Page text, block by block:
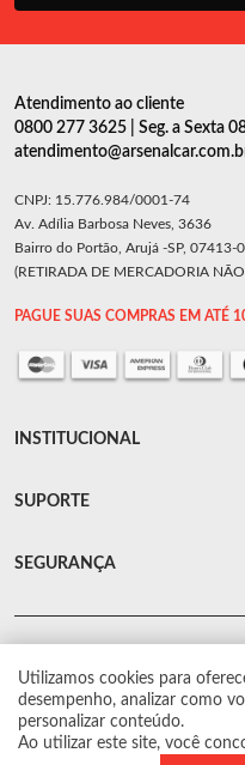
Utilizamos cookies para
desempenho, analizar como
personalizar conteúdo.
Ao utilizar este site, você
Atendimento ao cliente
0800 277 3625 | Seg. a Sexta
CNPJ: 15.776.984/0001-74
Av. Adília Barbosa Neves, 3636
Bairro do Portão, Arujá -SP, 07413-
(RETIRADA DE MERCADORIA
PAGUE SUAS COMPRAS EM ATÉ
INSTITUCIONAL
SUPORTE
SEGURANÇA
© Arsenal Car.
Proibida reprodução total ou